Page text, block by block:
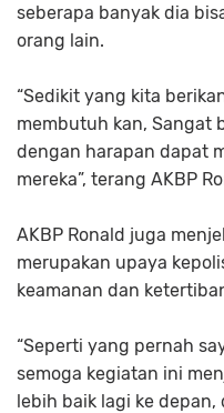
seberapa banyak dia
orang lain.
“Sedikit yang kita
membutuh kan, Sangat
dengan harapan dapat
mereka”, terang AKBP
AKBP Ronald juga
merupakan upaya
keamanan dan
“Seperti yang pernah
semoga kegiatan ini
lebih baik lagi ke depan,